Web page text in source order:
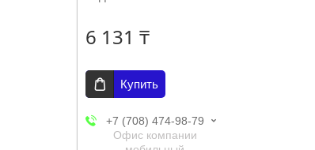
6 131 ₸
Купить
+7 (708) 474-98-79
Офис компании